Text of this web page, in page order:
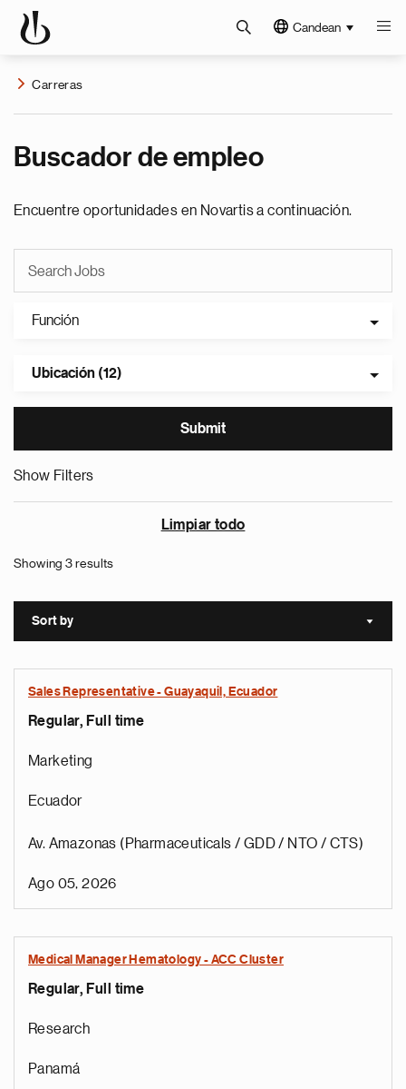
Candean
Carreras
Buscador de empleo
Encuentre oportunidades en Novartis a continuación.
Función
Ubicación (12)
Show Filters
Limpiar todo
Showing 3 results
Sort by Sort
Sales Representative - Guayaquil, Ecuador
Regular, Full time
Marketing
Ecuador
Av. Amazonas (Pharmaceuticals / GDD / NTO / CTS)
Ago 05, 2026
Medical Manager Hematology - ACC Cluster
Regular, Full time
Research
Panamá